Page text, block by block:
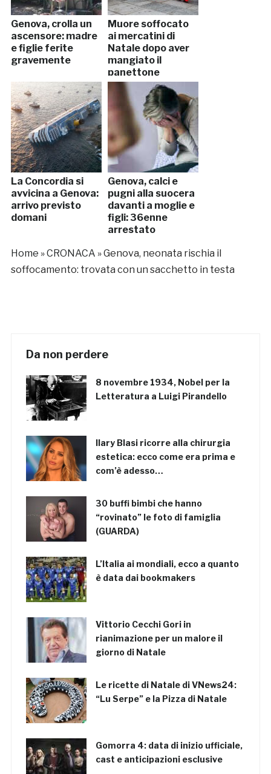
Genova, crolla un
ascensore: madre
e figlie ferite
gravemente
Muore soffocato
ai mercatini di
Natale dopo aver
mangiato il
panettone
La Concordia si
avvicina a Genova:
arrivo previsto
domani
Genova, calci e
pugni alla suocera
davanti a moglie e
figli: 36enne
arrestato
Home »CRONACA »Genova, neonata rischia il
soffocamento: trovata con un sacchetto in testa
Da non perdere
8 novembre 1934, Nobel per la
Letteratura a Luigi Pirandello
Ilary Blasi ricorre alla chirurgia
estetica: ecco come era prima e
com’è adesso…
30 buffi bimbi che hanno
“rovinato” le foto di famiglia
(GUARDA)
L’Italia ai mondiali, ecco a quanto
è data dai bookmakers
Vittorio Cecchi Gori in
rianimazione per un malore il
giorno di Natale
Le ricette di Natale di VNews24:
“Lu Serpe” e la Pizza di Natale
Gomorra 4: data di inizio ufficiale,
cast e anticipazioni esclusive